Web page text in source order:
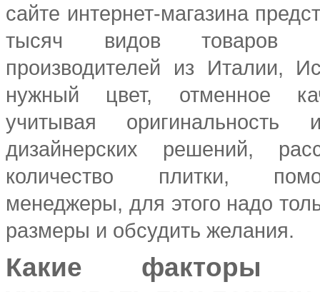
сайте интернет-магазина
тысяч видов товаров
производителей из Италии,
нужный цвет, отменное
учитывая оригинальность
дизайнерских решений,
количество плитки,
менеджеры, для этого надо
размеры и обсудить желания.
Какие факторы